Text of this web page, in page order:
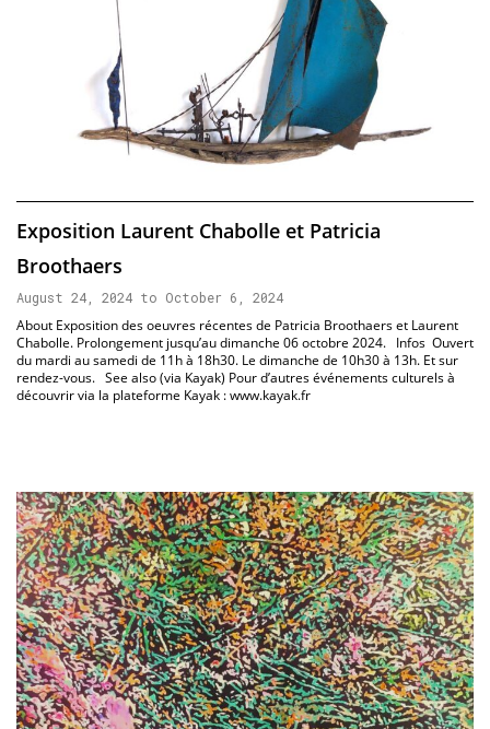
Exposition Laurent Chabolle et Patricia
Broothaers
August 24, 2024 to October 6, 2024
About Exposition des oeuvres récentes de Patricia Broothaers et Laurent
Chabolle. Prolongement jusqu’au dimanche 06 octobre 2024. Infos Ouvert
du mardi au samedi de 11h à 18h30. Le dimanche de 10h30 à 13h. Et sur
rendez-vous. See also (via Kayak) Pour d’autres événements culturels à
découvrir via la plateforme Kayak : www.kayak.fr